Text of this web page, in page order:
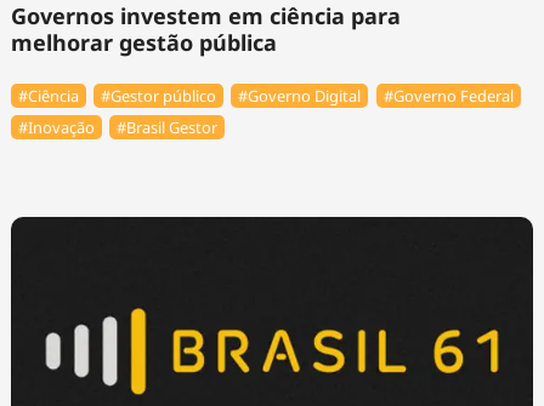
Governos investem em ciência para
melhorar gestão pública
#Ciência #Gestor público #Governo Digital
#Governo Federal
#Inovação
#Brasil Gestor